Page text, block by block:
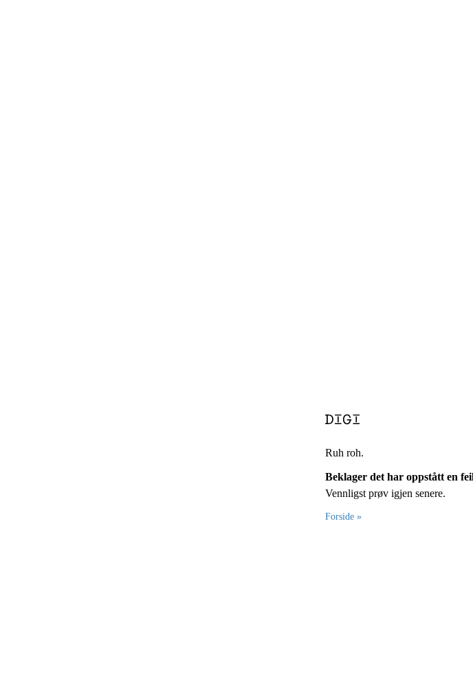
Ruh roh.
Beklager det har oppstått en
Vennligst prøv igjen senere.
Forside »